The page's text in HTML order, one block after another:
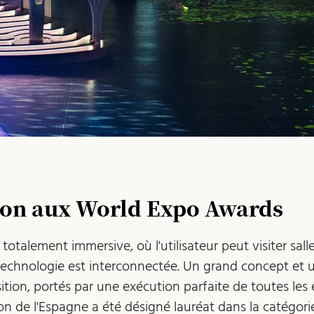
aux World Expo Awards
immersive, où l'utilisateur peut visiter
est interconnectée. Un grand concept et
portés par une exécution parfaite de toutes les
de l'Espagne a été désigné lauréat dans la